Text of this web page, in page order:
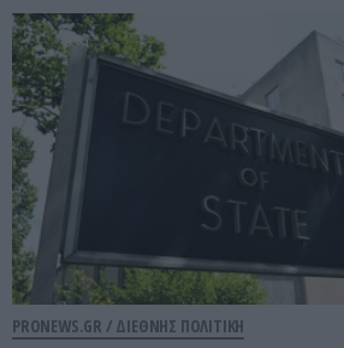
PRONEWS.GR / ΔΙΕΘΝΗΣ ΠΟΛΙΤΙΚΗ